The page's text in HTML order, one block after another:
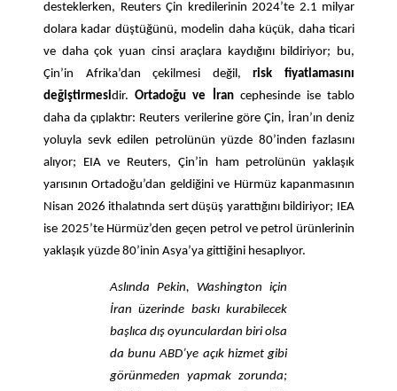
desteklerken, Reuters Çin kredilerinin 2024’te 2.1 milyar
dolara kadar düştüğünü, modelin daha küçük, daha ticari
ve daha çok yuan cinsi araçlara kaydığını bildiriyor; bu,
Çin’in Afrika’dan çekilmesi değil,risk fiyatlamasını
değiştirmesidir.Ortadoğu ve İran cephesinde ise tablo
daha da çıplaktır: Reuters verilerine göre Çin, İran’ın deniz
yoluyla sevk edilen petrolünün yüzde 80’inden fazlasını
alıyor; EIA ve Reuters, Çin’in ham petrolünün yaklaşık
yarısının Ortadoğu’dan geldiğini ve Hürmüz kapanmasının
Nisan 2026 ithalatında sert düşüş yarattığını bildiriyor; IEA
ise 2025’te Hürmüz’den geçen petrol ve petrol ürünlerinin
yaklaşık yüzde 80’inin Asya’ya gittiğini hesaplıyor.
Aslında Pekin, Washington için
İran üzerinde baskı kurabilecek
başlıca dış oyunculardan biri olsa
da bunu ABD’ye açık hizmet gibi
görünmeden yapmak zorunda;